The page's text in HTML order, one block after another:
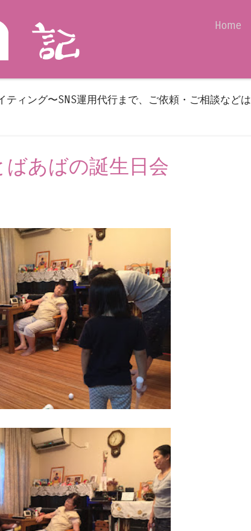
Home
ィング〜SNS運用代行まで、ご依頼・ご相談などは
ばあばの誕生日会